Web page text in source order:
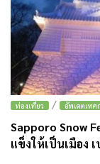
ท่องเที่ยว / อัพเดตเทศ
Sapporo Snow
แข็งให้เป็นเมือง